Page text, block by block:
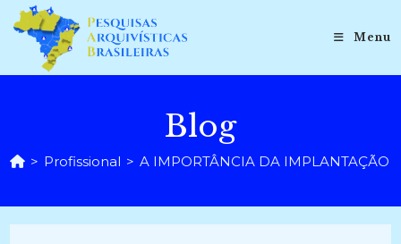
para
conteúdo
Menu
Blog
> Profissional > A IMPORTÂNCIA DA IMPLANTAÇÃO